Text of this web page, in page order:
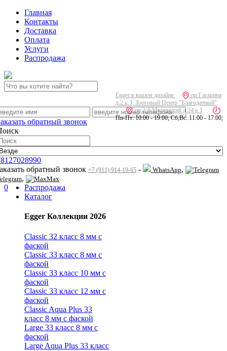
Главная
Контакты
Доставка
Оплата
Услуги
Распродажа
Egger в вашем дизайне
пр.Гагарина
д.2 к.3, Торговый Центр "Благодатный"
пр.2-й Муринский д.34 к.1
Пн-Пт: 10:00 - 19:00; Сб,Вс: 11:00 - 17:00;
обратный звонок
обратный звонок +7 (911) 914-19-65 - WhatsApp,
, Max
0
Распродажа
Каталог
Egger Коллекции 2026
Classic 32 класс 8 мм с
фаской
Classic 33 класс 8 мм с
фаской
Classic 33 класс 10 мм с
фаской
Classic 33 класс 12 мм с
фаской
Classic Aqua Plus 33
класс 8 мм с фаской
Large 33 класс 8 мм с
фаской
Large Aqua Plus 33 класс